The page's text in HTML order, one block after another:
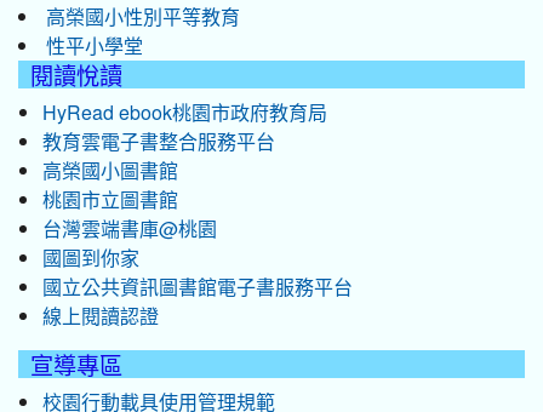
高榮國小性別平等教育
性平小學堂
閱讀悅讀
HyRead ebook桃園市政府教育局
教育雲電子書整合服務平台
高榮國小圖書館
桃園市立圖書館
台灣雲端書庫@桃園
國圖到你家
國立公共資訊圖書館電子書服務平台
線上閱讀認證
宣導專區
校園行動載具使用管理規範